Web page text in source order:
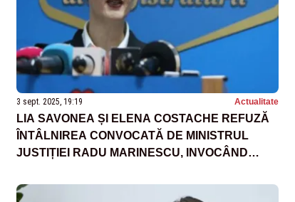
3 sept. 2025, 19:19 Actualitate
LIA SAVONEA ȘI ELENA COSTACHE REFUZĂ
ÎNTÂLNIREA CONVOCATĂ DE MINISTRUL
JUSTIȚIEI RADU MARINESCU, INVOCÂND
LEGAT DE PENSIILE SPECIALE